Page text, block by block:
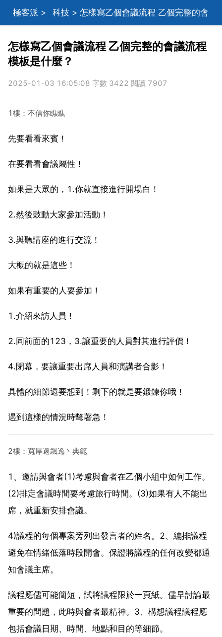
極客派 > 科技 > 怎樣寫乙個會議流程 乙個完整的會
議流程模板是什麼？
怎樣寫乙個會議流程 乙個完整的會議流程
模板是什麼？
2025-01-03 16:05:08 字數 3422 閱讀 7907
1樓：不信你瞧瞧
先要看看來賓！
在要看看會議屬性！
如果是大眾的，1.你就直接進行開場白！
2.然後鼓動大家參加活動！
3.與聽講座的進行交流！
大概的就是這些！
如果有重要的人要參加！
1.介紹來訪人員！
2.同前面的123，3.讓重要的人員對其進行評價！
4.閉幕，要讓重要出席人員和演講者合影！
具體的細節還要想到！剩下的就是要鍛鍊你哦！
遇到這樣的情況時彆著急！
2樓：寬厚還飄逸丶典範
1、邀請與會者(1)考慮與會者在乙個小組中如何工作。
(2)排定會議時間要考慮旅行時間。(3)如果有人不能出
席，就重新安排會議。
4)議程的每個專案旁列出發言者的姓名。2、編排議程
避免在情緒低落時段開會。保證將議程的任何改變都通
知會議主席。
議程應儘可能簡短，試將議程限於一頁紙。儘早討論最
重要的問題，此時與會者最精神。3、構想議程議程應
包括會議日期、時間、地點和目的等細節。